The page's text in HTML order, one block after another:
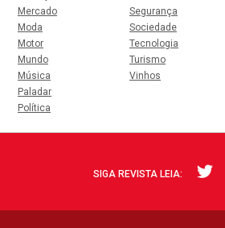
Mercado
Moda
Motor
Mundo
Música
Paladar
Política
Segurança
Sociedade
Tecnologia
Turismo
Vinhos
SIGA REVISTA LEIA: